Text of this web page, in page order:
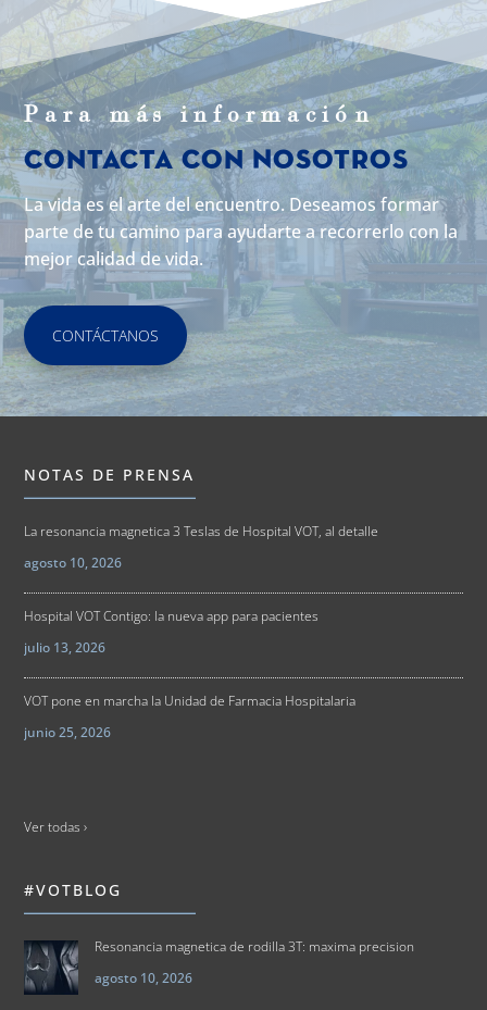
Para más información
Contacta con Nosotros
La vida es el arte del encuentro. Deseamos formar
parte de tu camino para ayudarte a recorrerlo con la
mejor calidad de vida.
CONTÁCTANOS
NOTAS DE PRENSA
La resonancia magnetica 3 Teslas de Hospital VOT, al detalle
agosto 10, 2026
Hospital VOT Contigo: la nueva app para pacientes
julio 13, 2026
VOT pone en marcha la Unidad de Farmacia Hospitalaria
junio 25, 2026
Ver todas ›
#VOTBLOG
Resonancia magnetica de rodilla 3T: maxima precision
agosto 10, 2026